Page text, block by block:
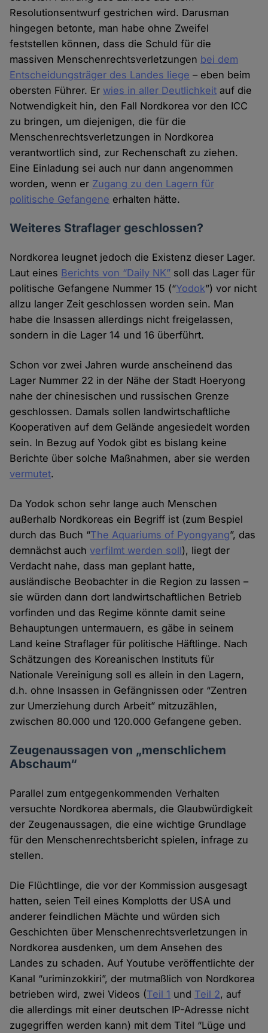
Resolutionsentwurf gestrichen wird. Darusman
hingegen betonte, man habe ohne Zweifel
feststellen können, dass die Schuld für die
massiven Menschenrechtsverletzungen bei dem
Entscheidungsträger des Landes liege – eben beim
obersten Führer. Er wies in aller Deutlichkeit auf die
Notwendigkeit hin, den Fall Nordkorea vor den ICC
zu bringen, um diejenigen, die für die
Menschenrechtsverletzungen in Nordkorea
verantwortlich sind, zur Rechenschaft zu ziehen.
Eine Einladung sei auch nur dann angenommen
worden, wenn er Zugang zu den Lagern für
politische Gefangene erhalten hätte.
Weiteres Straflager geschlossen?
Nordkorea leugnet jedoch die Existenz dieser Lager.
Laut eines Berichts von “Daily NK” soll das Lager für
politische Gefangene Nummer 15 (“Yodok”) vor nicht
allzu langer Zeit geschlossen worden sein. Man
habe die Insassen allerdings nicht freigelassen,
sondern in die Lager 14 und 16 überführt.
Schon vor zwei Jahren wurde anscheinend das
Lager Nummer 22 in der Nähe der Stadt Hoeryong
nahe der chinesischen und russischen Grenze
geschlossen. Damals sollen landwirtschaftliche
Kooperativen auf dem Gelände angesiedelt worden
sein. In Bezug auf Yodok gibt es bislang keine
Berichte über solche Maßnahmen, aber sie werden
vermutet.
Da Yodok schon sehr lange auch Menschen
außerhalb Nordkoreas ein Begriff ist (zum Bespiel
durch das Buch “The Aquariums of Pyongyang”, das
demnächst auchverfilmt werden soll), liegt der
Verdacht nahe, dass man geplant hatte,
ausländische Beobachter in die Region zu lassen –
sie würden dann dort landwirtschaftlichen Betrieb
vorfinden und das Regime könnte damit seine
Behauptungen untermauern, es gäbe in seinem
Land keine Straflager für politische Häftlinge. Nach
Schätzungen des Koreanischen Instituts für
Nationale Vereinigung soll es allein in den Lagern,
d.h. ohne Insassen in Gefängnissen oder “Zentren
zur Umerziehung durch Arbeit” mitzuzählen,
zwischen 80.000 und 120.000 Gefangene geben.
Zeugenaussagen von „menschlichem
Abschaum“
Parallel zum entgegenkommenden Verhalten
versuchte Nordkorea abermals, die Glaubwürdigkeit
der Zeugenaussagen, die eine wichtige Grundlage
für den Menschenrechtsbericht spielen, infrage zu
stellen.
Die Flüchtlinge, die vor der Kommission ausgesagt
hatten, seien Teil eines Komplotts der USA und
anderer feindlichen Mächte und würden sich
Geschichten über Menschenrechtsverletzungen in
Nordkorea ausdenken, um dem Ansehen des
Landes zu schaden. Auf Youtube veröffentlichte der
Kanal “uriminzokkiri”, der mutmaßlich von Nordkorea
betrieben wird, zwei Videos (Teil 1 und Teil 2, auf
die allerdings mit einer deutschen IP-Adresse nicht
zugegriffen werden kann) mit dem Titel “Lüge und